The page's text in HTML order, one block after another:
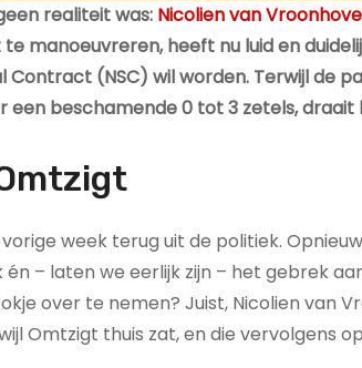
realiteit was: Nicolien van
manoeuvreren, heeft nu luid en
(NSC) wil worden. Terwijl de
beschamende 0 tot 3 zetels, draait
week terug uit de politiek.
– laten we eerlijk zijn – het gebrek
over te nemen? Juist, Nicolien van
Omtzigt thuis zat, en die vervolgens